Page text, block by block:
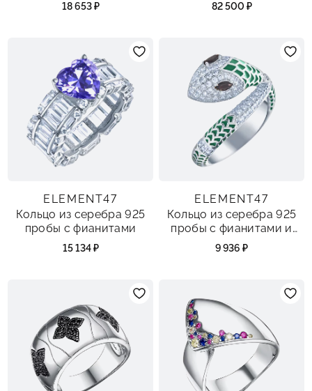
18 653 ₽ 82 500 ₽
ELEMENT47
Кольцо из серебра 925
пробы с фианитами
15 134 ₽
ELEMENT47
Кольцо из серебра 925
пробы с фианитами и
эмалью
9 936 ₽